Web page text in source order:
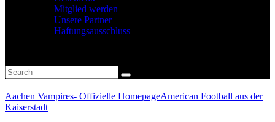
Mitglied werden
Unsere Partner
Haftungsausschluss
Aachen Vampires- Offizielle HomepageAmerican Football aus der
Kaiserstadt